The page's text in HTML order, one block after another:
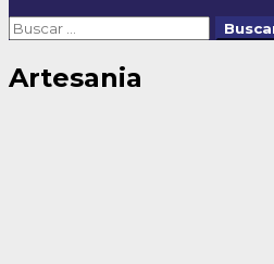
Buscar:
Artesania